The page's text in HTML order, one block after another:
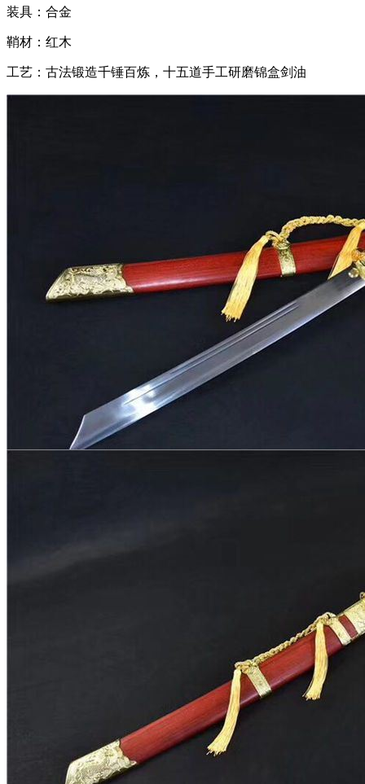
装具：合金
鞘材：红木
工艺：古法锻造千锤百炼，十五道手工研磨锦盒剑油